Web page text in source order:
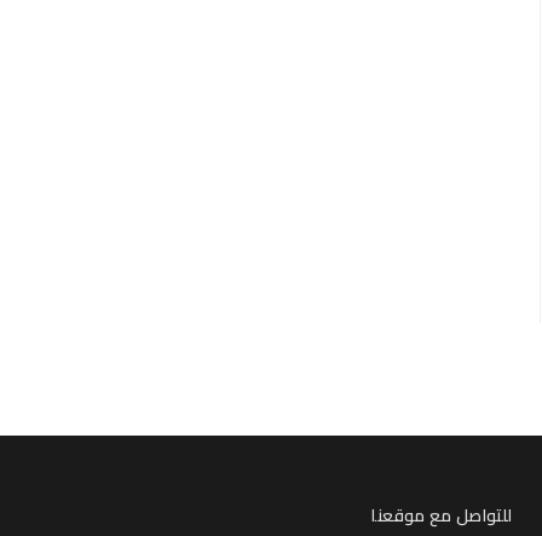
للتواصل مع موقعنا